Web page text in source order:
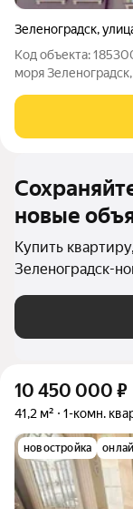
Зеленоградск,
Код объекта: 1853001. Просторная двухъярусная
моря Зеленоградск, ул. Ленина, 40 Кирпично-монолитный дом
просторная кухня
изолированные
новые
Купить
Зеленоградск-
10 450 000 ₽
41,2 м² 1-комн.
новостройка